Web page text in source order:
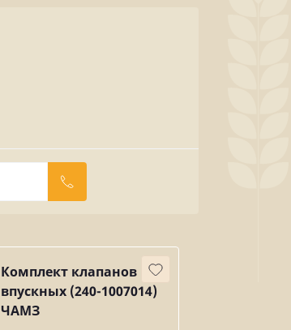
Комплект клапанов
впускных (240-1007014)
ЧАМЗ